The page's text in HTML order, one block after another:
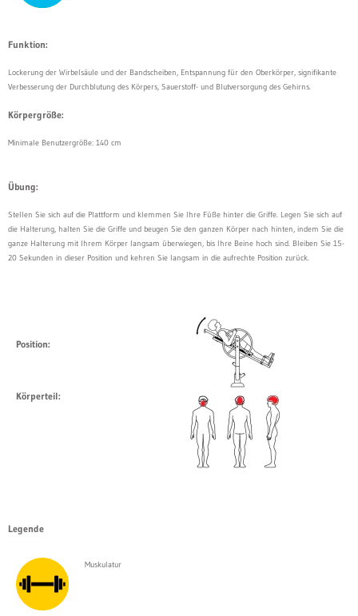
Funktion:
Lockerung der Wirbelsäule und der Bandscheiben, Entspannung für den Oberkörper, signifikante
Verbesserung der Durchblutung des Körpers, Sauerstoff- und Blutversorgung des Gehirns.
Körpergröße:
Minimale Benutzergröße: 140 cm
Übung:
Stellen Sie sich auf die Plattform und klemmen Sie Ihre Füße hinter die Griffe. Legen Sie sich auf
die Halterung, halten Sie die Griffe und beugen Sie den ganzen Körper nach hinten, indem Sie die
ganze Halterung mit Ihrem Körper langsam überwiegen, bis Ihre Beine hoch sind. Bleiben Sie 15-
20 Sekunden in dieser Position und kehren Sie langsam in die aufrechte Position zurück.
Position:
Körperteil:
Legende
Muskulatur